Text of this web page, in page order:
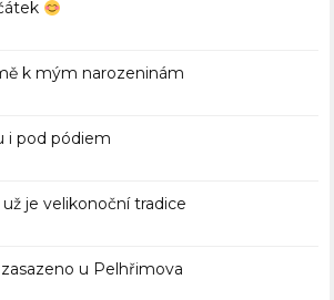
k mým narozeninám
i pod pódiem
je velikonoční tradice
u Pelhřimova